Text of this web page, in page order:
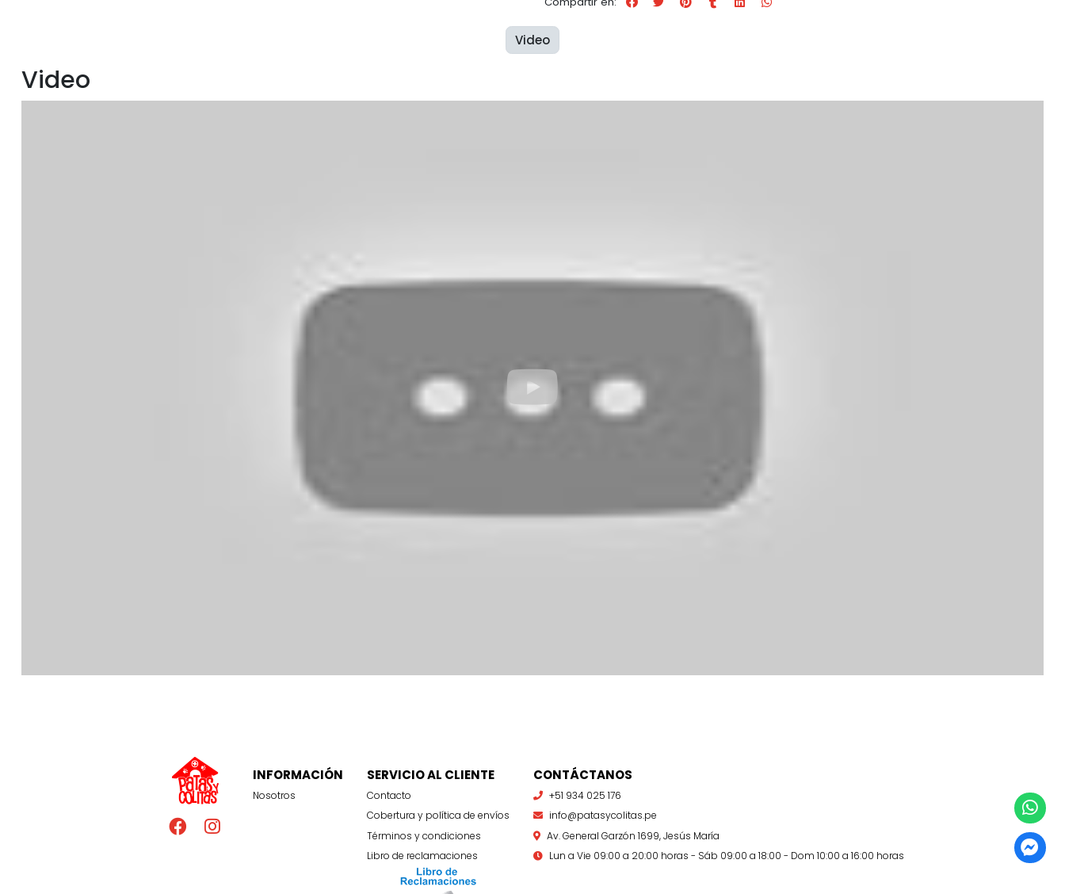
Video
Video
INFORMACIÓN
Nosotros
SERVICIO AL CLIENTE
Contacto
Cobertura y política de envíos
Términos y condiciones
Libro de reclamaciones
CONTÁCTANOS
+51 934 025 176
info@patasycolitas.pe
Av. General Garzón 1699, Jesús María
Lun a Vie 09:00 a 20:00 horas - Sáb 09:00 a 18:00 - Dom 10:00 a 16:00 horas